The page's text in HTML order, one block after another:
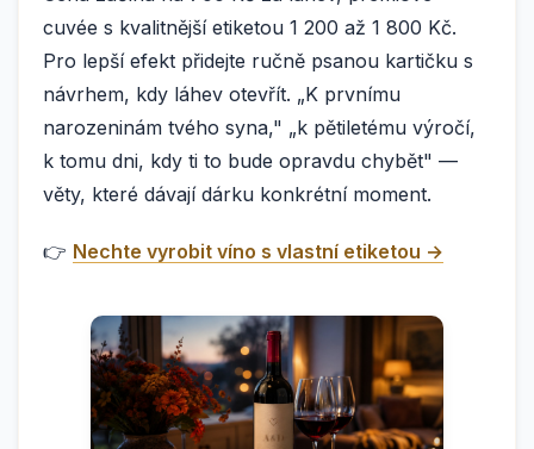
cuvée s kvalitnější etiketou 1 200 až 1 800 Kč.
Pro lepší efekt přidejte ručně psanou kartičku s
návrhem, kdy láhev otevřít. „K prvnímu
narozeninám tvého syna," „k pětiletému výročí,
k tomu dni, kdy ti to bude opravdu chybět" —
věty, které dávají dárku konkrétní moment.
👉 Nechte vyrobit víno s vlastní etiketou →